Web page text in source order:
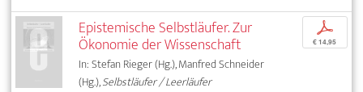
Epistemische Selbstläufer. Zur
Ökonomie der Wissenschaft
In: Stefan Rieger (Hg.), Manfred Schneider
(Hg.),Selbstläufer / Leerläufer
p
€ 14,95